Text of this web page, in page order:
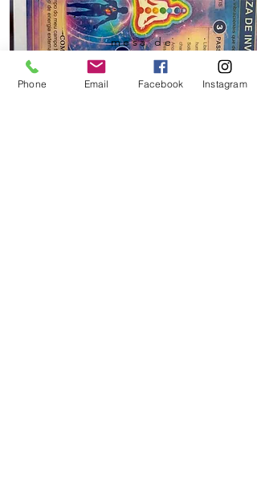
mesa de
limpeza de
inveja
Phone Email Facebook Instagram